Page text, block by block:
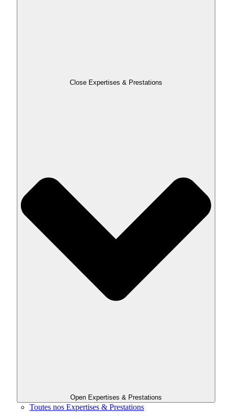
Close Expertises & Prestations
Open Expertises & Prestations
Toutes nos Expertises & Prestations